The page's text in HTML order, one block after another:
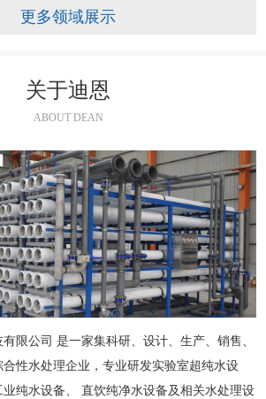
pharmaceutical industry
更多领域展示
关于迪恩
ABOUT DEAN
限公司 是一家集科研、设计、生产、销售、
性水处理企业，专业研发实验室超纯水设
纯水设备、 直饮纯净水设备及相关水处理设